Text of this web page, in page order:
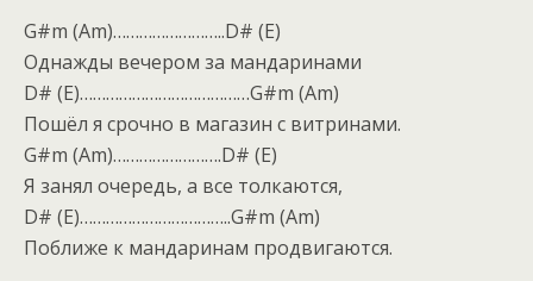
G#m (Am)……………………..D# (E)
Однажды вечером за мандаринами
D# (E)…………………………………G#m (Am)
Пошёл я срочно в магазин с витринами.
G#m (Am)…………………….D# (E)
Я занял очередь, а все толкаются,
D# (E)……………………………..G#m (Am)
Поближе к мандаринам продвигаются.